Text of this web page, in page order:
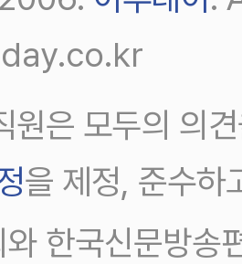
원은 모두의 의
을 제정, 준수하
한국신문방송